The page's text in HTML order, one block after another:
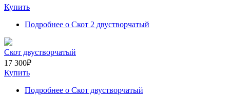
Купить
Подробнее о Скот 2 двустворчатый
Скот двустворчатый
17 300₽
Купить
Подробнее о Скот двустворчатый